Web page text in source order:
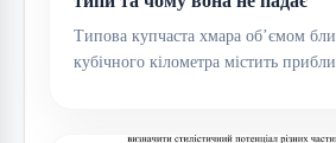
Типова купчаста хмара об’ємом
кубічного кілометра містить